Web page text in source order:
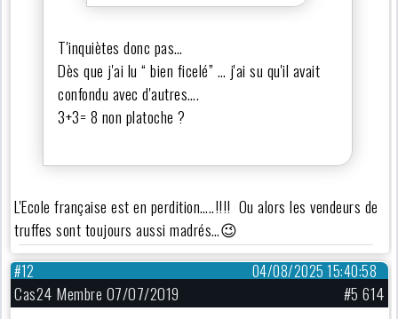
T'inquiètes donc pas…
Dès que j'ai lu “ bien ficelé” … j'ai su qu'il avait
confondu avec d'autres….
3+3= 8 non platoche ?
L'Ecole française est en perdition…..!!!! Ou alors les vendeurs de
truffes sont toujours aussi madrés…😉
04/08/2025 15:40:58
#12
Cas24 Membre 07/07/2019 #5 614